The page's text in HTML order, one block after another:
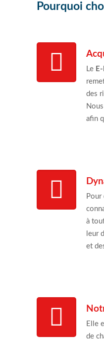
Pourquoi
Le
des
afin
Pour
à
leur
et
Elle
de